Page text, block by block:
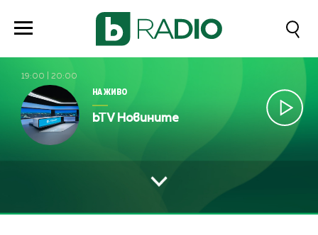
19:00 20:00
НА ЖИВО
bTV Новините